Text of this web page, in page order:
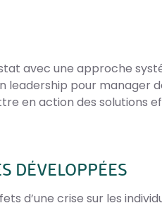
avec une approche
leadership pour manager
en action des solutions
DÉVELOPPÉES
d’une crise sur les